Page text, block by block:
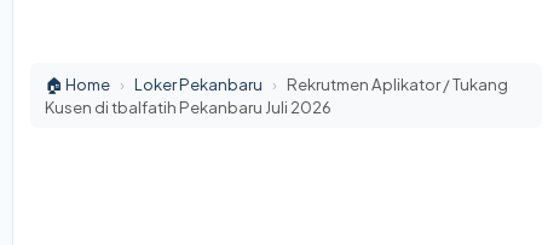
🏠 Home › Loker Pekanbaru › Rekrutmen Aplikator / Tukang
Kusen di tbalfatih Pekanbaru Juli 2026